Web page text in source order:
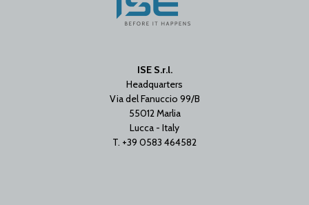
ISE S.r.l.
Headquarters
Via del Fanuccio 99/B
55012 Marlia
Lucca - Italy
T. +39 0583 464582